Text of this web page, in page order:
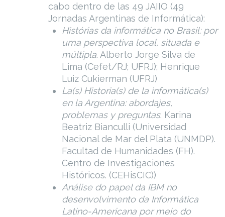
cabo dentro de las 49 JAIIO (49
Jornadas Argentinas de Informática):
Histórias da informática no Brasil: por
uma perspectiva local, situada e
múltipla. Alberto Jorge Silva de
Lima (Cefet/RJ; UFRJ); Henrique
Luiz Cukierman (UFRJ)
La(s) Historia(s) de la informática(s)
en la Argentina: abordajes,
problemas y preguntas. Karina
Beatriz Bianculli (Universidad
Nacional de Mar del Plata (UNMDP).
Facultad de Humanidades (FH).
Centro de Investigaciones
Históricos. (CEHisCIC))
Análise do papel da IBM no
desenvolvimento da Informática
Latino-Americana por meio do